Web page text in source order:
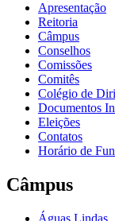
Apresentação
Reitoria
Câmpus
Conselhos
Comissões
Comitês
Colégio de
Documentos
Eleições
Contatos
Horário de
Câmpus
Águas Lindas